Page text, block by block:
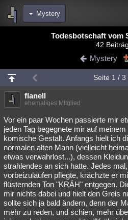
Mystery
Blogs
Chat Wiki Neuigkeiten
meine Rubriken
Menschen
Spiritualität Verschwörungen
Natur Umfragen Unterhaltung
weitere Rubriken
Philosophie Träume Orte
Astronomie Helpdesk Gruppen
Musik Clash Verbesserungen
Todesbotschaft vom
42
Mystery
Seite 1 / 3
flanell
ehemaliges Mitglied
Vor ein paar Wochen passierte mir
jeden Tag begegnete mir auf
komische Gestalt. Anfangs hielt ich
normalen alten Mann (vielleicht
etwas verwahrlost...), dessen
strahlendes an sich hatte. Jedes
vorbeizulaufen pflegte, krächzte er
flüsternden Ton "KRÄH" entgegen.
mir nichts dabei und hielt den Greis
sollte sich ja bald ändern, denn der
mehr zu reden, und schien, mehr